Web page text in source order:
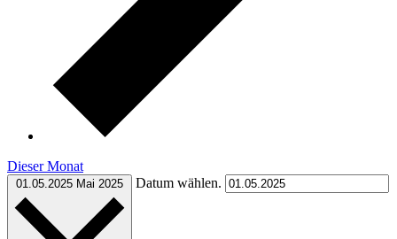
Dieser Monat
01.05.2025 Mai 2025 Datum wählen.